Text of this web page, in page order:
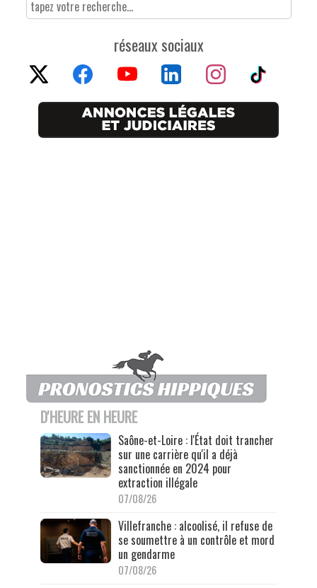
réseaux sociaux
D'HEURE EN HEURE
Saône-et-Loire : l'État doit trancher
sur une carrière qu'il a déjà
sanctionnée en 2024 pour
extraction illégale
07/08/26
Villefranche : alcoolisé, il refuse de
se soumettre à un contrôle et mord
un gendarme
07/08/26